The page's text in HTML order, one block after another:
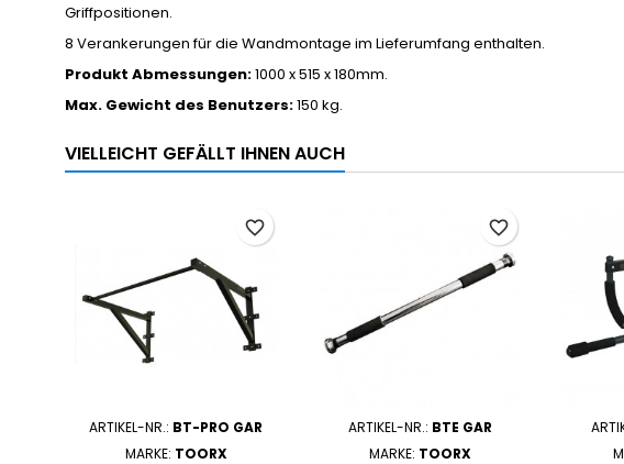
Griffpositionen.
8 Verankerungen für die Wandmontage im Lieferumfang enthalten.
Produkt Abmessungen:1000 x 515 x 180mm.
Max. Gewicht des Benutzers:150 kg.
VIELLEICHT GEFÄLLT IHNEN AUCH
ARTIKEL-NR.: BT-PRO GAR
MARKE: TOORX
favorite_border
ARTIKEL-NR.: BTE GAR
MARKE: TOORX
favorite_border